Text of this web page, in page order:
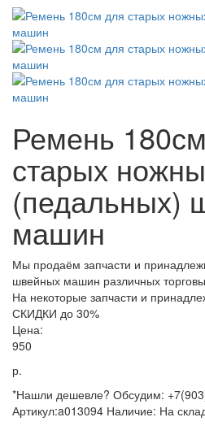
Ремень
старых
(педальных)
машин
Мы продаём запчасти и
швейных машин различных
На некоторые запчасти и
СКИДКИ до 30%
Цена:
950
р.
*Нашли дешевле? Обсудим:
Артикул:a013094 Наличие: На